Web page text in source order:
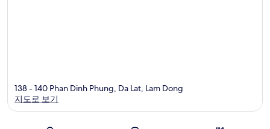
138 - 140 Phan Dinh Phung, Da Lat, Lam Dong
지도로 보기